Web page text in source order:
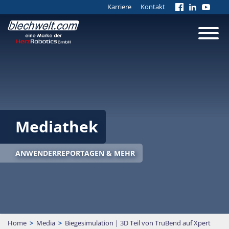
Karriere Kontakt
Mediathek
ANWENDERREPORTAGEN & MEHR
Home > Media > Biegesimulation | 3D Teil von TruBend auf Xpert